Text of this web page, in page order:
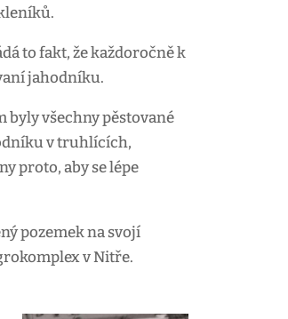
to fakt, že každoročně k
jahodníku.
byly všechny pěstované
v truhlících,
proto, aby se lépe
pozemek na svojí
v Nitře.